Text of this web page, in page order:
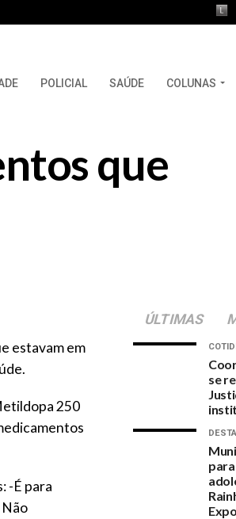
POLICIAL SAÚDE COLUNAS
que
estavam em
250
-É para
ÚLTIMAS
se